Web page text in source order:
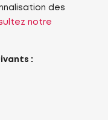
des
notre
: